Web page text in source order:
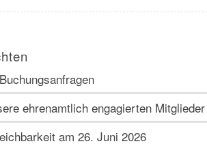
ehrenamtlich engagierten Mitglieder
am 26. Juni 2026